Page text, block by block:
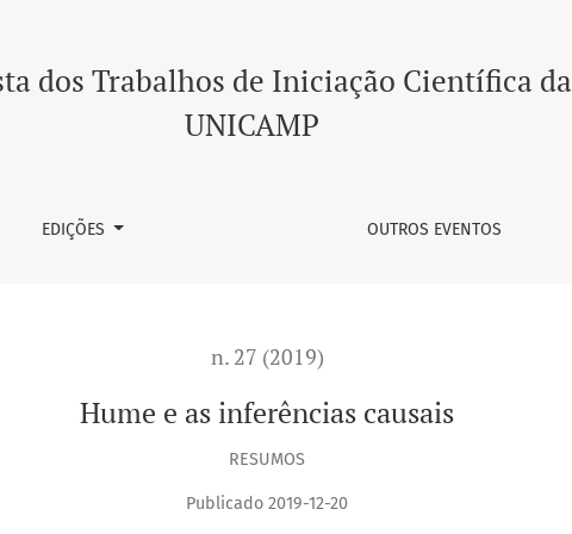
dos Trabalhos de Iniciação Científica da
UNICAMP
EDIÇÕES OUTROS EVENTOS
n. 27 (2019)
Hume e as inferências causais
RESUMOS
Publicado 2019-12-20